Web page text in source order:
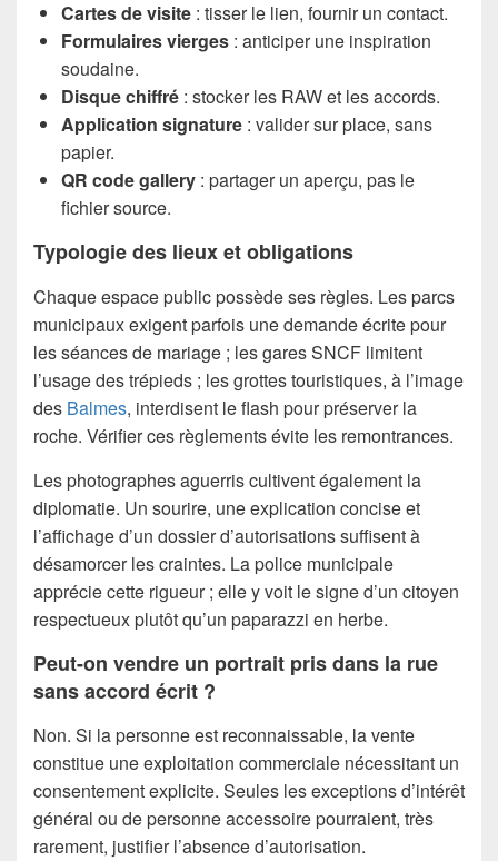
Cartes de visite : tisser le lien, fournir un contact.
Formulaires vierges : anticiper une inspiration
soudaine.
Disque chiffré : stocker les RAW et les accords.
Application signature : valider sur place, sans
papier.
QR code gallery : partager un aperçu, pas le
fichier source.
Typologie des lieux et obligations
Chaque espace public possède ses règles. Les parcs
municipaux exigent parfois une demande écrite pour
les séances de mariage ; les gares SNCF limitent
l’usage des trépieds ; les grottes touristiques, à l’image
des Balmes, interdisent le flash pour préserver la
roche. Vérifier ces règlements évite les remontrances.
Les photographes aguerris cultivent également la
diplomatie. Un sourire, une explication concise et
l’affichage d’un dossier d’autorisations suffisent à
désamorcer les craintes. La police municipale
apprécie cette rigueur ; elle y voit le signe d’un citoyen
respectueux plutôt qu’un paparazzi en herbe.
Peut-on vendre un portrait pris dans la rue
sans accord écrit ?
Non. Si la personne est reconnaissable, la vente
constitue une exploitation commerciale nécessitant un
consentement explicite. Seules les exceptions d’intérêt
général ou de personne accessoire pourraient, très
rarement, justifier l’absence d’autorisation.